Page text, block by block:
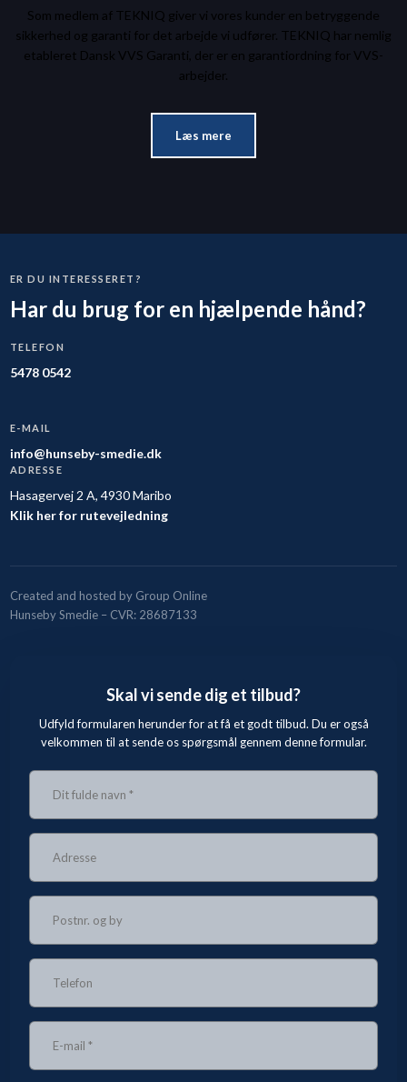
Som medlem af TEKNIQ giver vi vores kunder en betryggende
sikkerhed og garanti for det arbejde vi udfører. TEKNIQ har nemlig
etableret Dansk VVS Garanti, der er en garantiordning for VVS-
arbejder.​
Læs mere
ER DU INTERESSERET?
Har du brug for en hjælpende hånd?
TELEFON
5478 0542
E-MAIL
info@hunseby-smedie.dk
ADRESSE
Hasagervej 2 A, 4930 Maribo
Klik her for rutevejledning
Created and hosted by Group Online
Hunseby Smedie – CVR: 28687133
Skal vi sende dig et tilbud?
Udfyld formularen herunder for at få et godt tilbud. Du er også
velkommen til at sende os spørgsmål gennem denne formular.